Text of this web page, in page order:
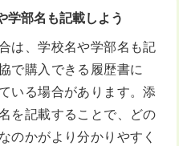
学部名も記載しよう
は、学校名や学部名も記
で購入できる履歴書に
いる場合があります。添
を記載することで、どの
のかがより分かりやすく